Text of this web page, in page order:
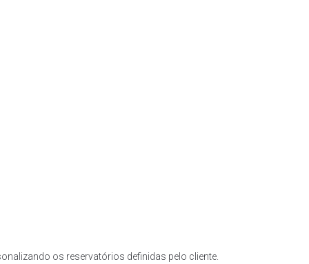
os reservatórios definidas pelo cliente.